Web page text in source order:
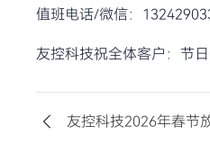
值班电话/微信：
友控科技祝全体客户：节日
友控科技2026年春节